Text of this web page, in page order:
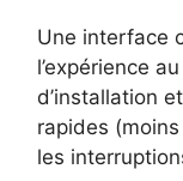
Une interface
l’expérience
d’installation
rapides
les